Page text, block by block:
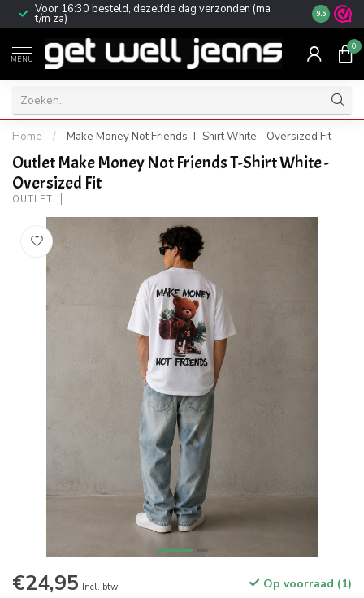
Voor 16:30 besteld, dezelfde dag verzonden (ma
t/m za) Gratis
9.6
MENU
0
Home / Make Money Not Friends T-Shirt White - Oversized Fit
Outlet Make Money Not Friends T-Shirt White -
Oversized Fit
OUTLET
€24,95 Incl. btw Op voorraad (1)